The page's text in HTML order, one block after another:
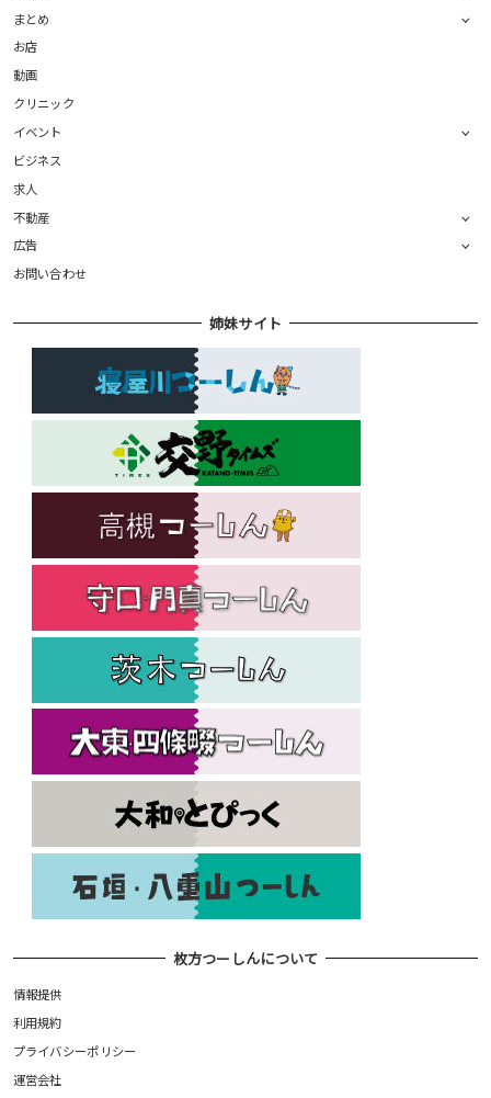
まとめ
お店
動画
クリニック
イベント
ビジネス
求人
不動産
広告
お問い合わせ
姉妹サイト
枚方つーしんについて
情報提供
利用規約
プライバシーポリシー
運営会社